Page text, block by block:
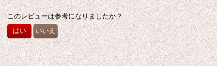
このレビューは参考になりましたか？
はい いいえ